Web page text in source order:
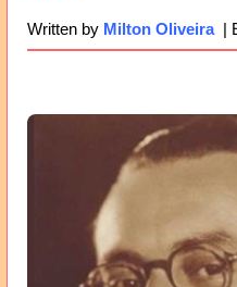
Written by Milton Oliveira